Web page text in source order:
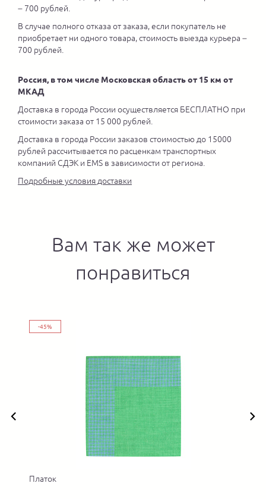
– 700 рублей.
В случае полного отказа от заказа, если покупатель не
приобретает ни одного товара, стоимость выезда курьера –
700 рублей.
Россия, в том числе Московская область от 15 км от
МКАД
Доставка в города России осуществляется БЕСПЛАТНО при
стоимости заказа от 15 000 рублей.
Доставка в города России заказов стоимостью до 15000
рублей рассчитывается по расценкам транспортных
компаний СДЭК и EMS в зависимости от региона.
Подробные условия доставки
Вам так же может
понравиться
-45%
Платок